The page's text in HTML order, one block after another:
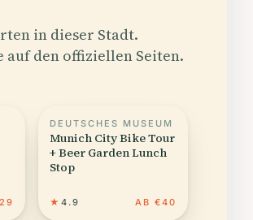
in dieser Stadt.
auf den offiziellen Seiten.
DEUTSCHES MUSEUM
Munich City Bike Tour
+ Beer Garden Lunch
Stop
★ 4.9 AB €40